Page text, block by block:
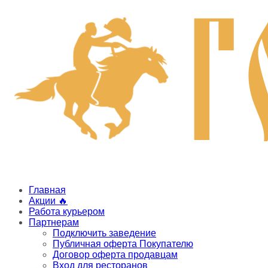
Главная
Акции 🔥
Работа курьером
Партнерам
Подключить заведение
Публичная оферта Покупателю
Договор оферта продавцам
Вход для ресторанов